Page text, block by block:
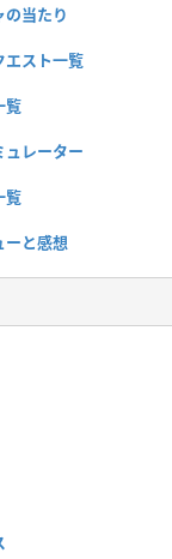
の当たり
エスト一覧
覧
ュレーター
覧
ーと感想